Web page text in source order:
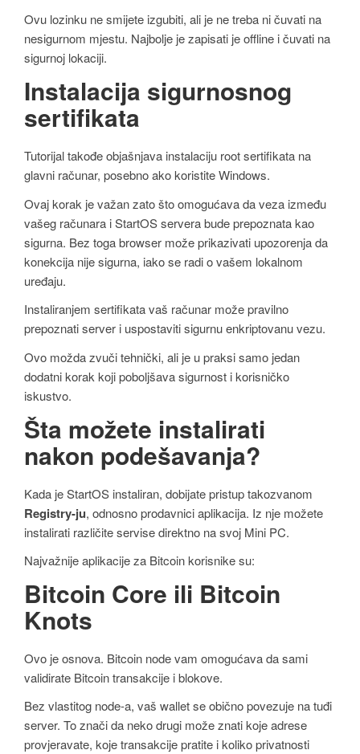
Ovu lozinku ne smijete izgubiti, ali je ne treba ni čuvati na
nesigurnom mjestu. Najbolje je zapisati je offline i čuvati na
sigurnoj lokaciji.
Instalacija sigurnosnog
sertifikata
Tutorijal takođe objašnjava instalaciju root sertifikata na
glavni računar, posebno ako koristite Windows.
Ovaj korak je važan zato što omogućava da veza između
vašeg računara i StartOS servera bude prepoznata kao
sigurna. Bez toga browser može prikazivati upozorenja da
konekcija nije sigurna, iako se radi o vašem lokalnom
uređaju.
Instaliranjem sertifikata vaš računar može pravilno
prepoznati server i uspostaviti sigurnu enkriptovanu vezu.
Ovo možda zvuči tehnički, ali je u praksi samo jedan
dodatni korak koji poboljšava sigurnost i korisničko
iskustvo.
Šta možete instalirati
nakon podešavanja?
Kada je StartOS instaliran, dobijate pristup takozvanom
Registry-ju, odnosno prodavnici aplikacija. Iz nje možete
instalirati različite servise direktno na svoj Mini PC.
Najvažnije aplikacije za Bitcoin korisnike su:
Bitcoin Core ili Bitcoin
Knots
Ovo je osnova. Bitcoin node vam omogućava da sami
validirate Bitcoin transakcije i blokove.
Bez vlastitog node-a, vaš wallet se obično povezuje na tuđi
server. To znači da neko drugi može znati koje adrese
provjeravate, koje transakcije pratite i koliko privatnosti